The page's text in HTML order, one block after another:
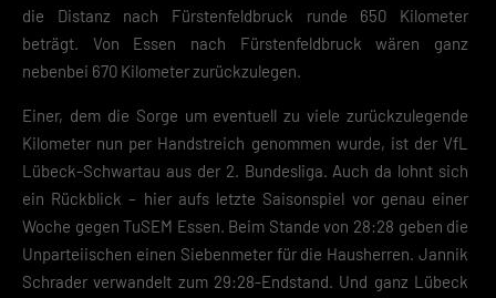
die Distanz nach Fürstenfeldbruck runde 650 Kilometer
beträgt. Von Essen nach Fürstenfeldbruck wären ganz
nebenbei 670 Kilometer zurückzulegen.
Einer, dem die Sorge um eventuell zu viele zurückzulegende
Kilometer nun per Handstreich genommen wurde, ist der VfL
Lübeck-Schwartau aus der 2. Bundesliga. Auch da lohnt sich
ein Rückblick – hier aufs letzte Saisonspiel vor genau einer
Woche gegen TuSEM Essen. Beim Stande von 28:28 geben die
Unparteiischen einen Siebenmeter für die Hausherren. Jannik
Schrader verwandelt zum 29:28-Endstand. Und ganz Lübeck